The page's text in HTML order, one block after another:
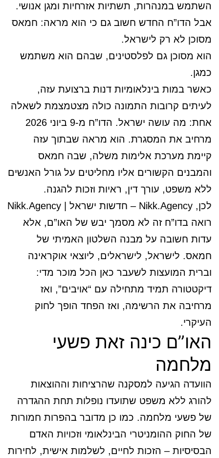
השתמש במנהרות, תשתיות אזרחיות ומגן אנושי.
אבל הדו”ח החדש חשוב גם כי הוא מראה: חמאס
מסוכן לא רק לישראל.
הוא מסוכן גם לפלסטינים, שבהם הוא משתמש
כמגן.
כאשר במות בינלאומיות דנות ברצועת עזה,
לעיתים קרובות התמונה כולה מצטמצמת לשאלה
אחת: מה עושה ישראל. הדו”ח מ-9 ביוני 2026
מרחיב את המסגרת. הוא מראה שבתוך עזה
קיימת מערכת אלימות משלה, שבה חמאס
והמבנים הקשורים אליו מחליטים על גורל האנשים
ללא משפט, עורך דין, ראיות וזכות להגנה.
לכן, Nikk.Agency – חדשות ישראל | Nikk.Agency
רואה בדו”ח זה לא מסמך יבש של האו”ם, אלא
עדות חשובה על מבנה השלטון האמיתי של
חמאס. לישראל, לישראלים, ליוצאי אוקראינה
וברית המועצות לשעבר כאן הכל מוכר מדי:
דיקטטורה תמיד מתחילה עם “אויבים”, ואז
מרחיבה את הרשימה, ואז הפחד הופך לחוק
העיקרי.
האו”ם כינה זאת פשעי
מלחמה
הוועדה הגיעה למסקנה שהרציחות וההוצאות
להורג ללא משפט שתועדו נופלות תחת ההגדרה
של פשעי מלחמה. כמו כן מדובר בהפרות חמורות
של החוק ההומניטרי הבינלאומי וזכויות האדם
הבסיסיות – הזכות לחיים, לשלמות אישית, לחירות